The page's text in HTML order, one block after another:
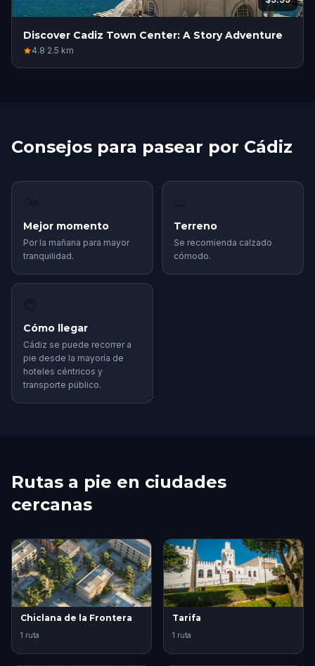
Discover Cadiz Town Center: A Story Adventure
4.8·2.5 km
Consejos para pasear por Cádiz
Mejor momento
Por la mañana para mayor
tranquilidad.
Terreno
Se recomienda calzado
cómodo.
Cómo llegar
Cádiz se puede recorrer a
pie desde la mayoría de
hoteles céntricos y
transporte público.
Rutas a pie en ciudades
cercanas
Chiclana de la Frontera
1 ruta
Tarifa
1 ruta